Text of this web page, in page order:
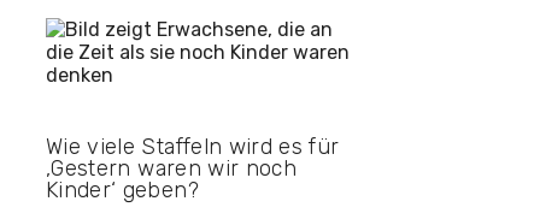
Wie viele Staffeln wird es für
‚Gestern waren wir noch
Kinder‘ geben?